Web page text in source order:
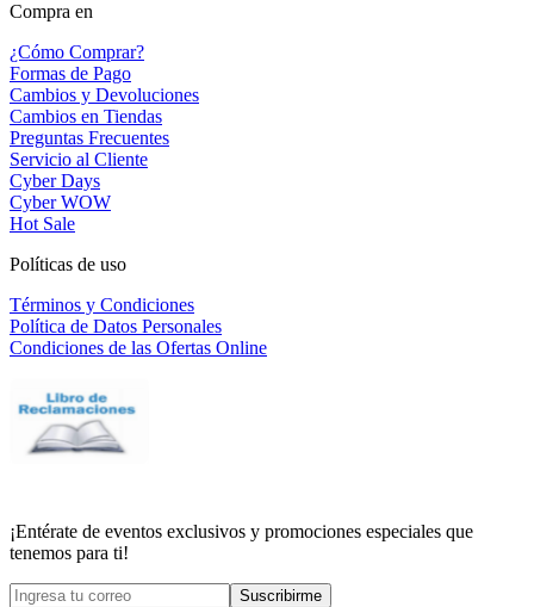
Compra en
¿Cómo Comprar?
Formas de Pago
Cambios y Devoluciones
Cambios en Tiendas
Preguntas Frecuentes
Servicio al Cliente
Cyber Days
Cyber WOW
Hot Sale
Políticas de uso
Términos y Condiciones
Política de Datos Personales
Condiciones de las Ofertas Online
¡Entérate de eventos exclusivos y promociones especiales que
tenemos para ti!
Suscribirme